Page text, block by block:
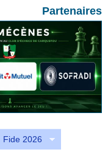
Partenaires
Fide 2026